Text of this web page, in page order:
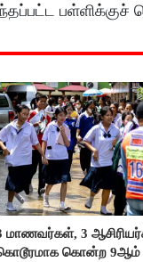
மாணவர்கள், 3
கொன்ற 9ஆம்